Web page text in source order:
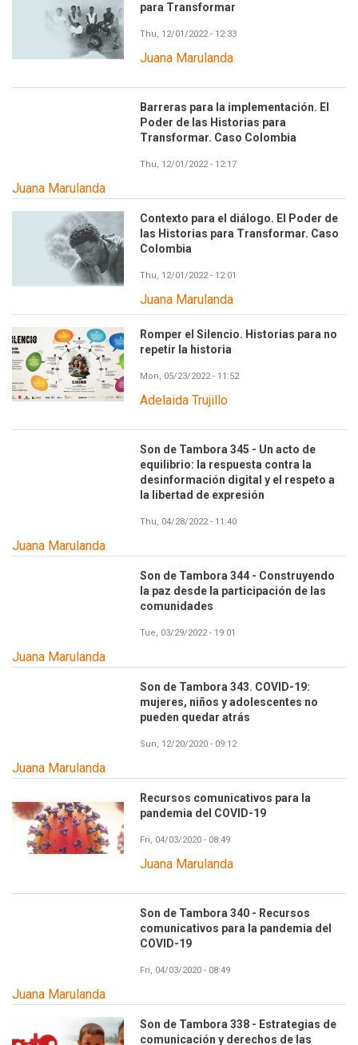
para Transformar
Thu, 12/01/2022 - 12:33
Juana Marulanda
Barreras para la implementación. El
Poder de las Historias para
Transformar. Caso Colombia
Thu, 12/01/2022 - 12:17
Juana Marulanda
Contexto para el diálogo. El Poder de
las Historias para Transformar. Caso
Colombia
Thu, 12/01/2022 - 12:01
Juana Marulanda
Romper el Silencio. Historias para no
repetir la historia
Mon, 05/23/2022 - 11:52
Adelaida Trujillo
Son de Tambora 345 - Un acto de
equilibrio: la respuesta contra la
desinformación digital y el respeto a
la libertad de expresión
Thu, 04/28/2022 - 11:40
Juana Marulanda
Son de Tambora 344 - Construyendo
la paz desde la participación de las
comunidades
Tue, 03/29/2022 - 19:01
Juana Marulanda
Son de Tambora 343. COVID-19:
mujeres, niños y adolescentes no
pueden quedar atrás
Sun, 12/20/2020 - 09:12
Juana Marulanda
Recursos comunicativos para la
pandemia del COVID-19
Fri, 04/03/2020 - 08:49
Juana Marulanda
Son de Tambora 340 - Recursos
comunicativos para la pandemia del
COVID-19
Fri, 04/03/2020 - 08:49
Juana Marulanda
Son de Tambora 338 - Estrategias de
comunicación y derechos de las